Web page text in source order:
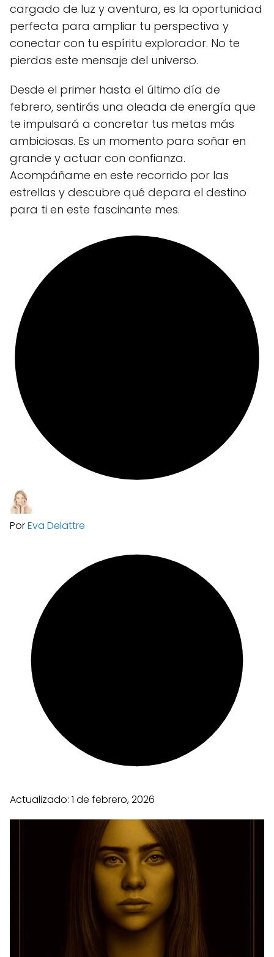
cargado de luz y aventura, es la oportunidad
perfecta para ampliar tu perspectiva y
conectar con tu espíritu explorador. No te
pierdas este mensaje del universo.
Desde el primer hasta el último día de
febrero, sentirás una oleada de energía que
te impulsará a concretar tus metas más
ambiciosas. Es un momento para soñar en
grande y actuar con confianza.
Acompáñame en este recorrido por las
estrellas y descubre qué depara el destino
para ti en este fascinante mes.
PorEva Delattre
Actualizado: 1 de febrero, 2026